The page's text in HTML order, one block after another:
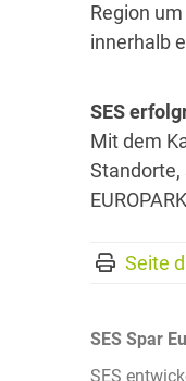
Region
innerhalb
SES
Mit dem
Standorte,
Seite
SES Spar
SES